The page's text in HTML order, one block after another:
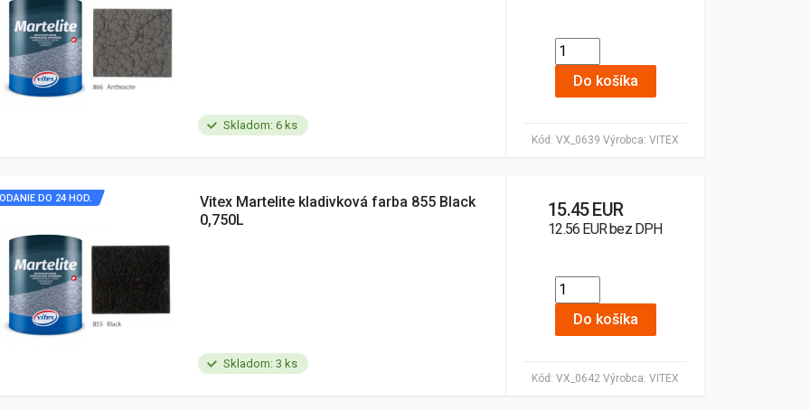
Skladom: 6 ks
Kód: VX_0639 Výrobca: VITEX
Do košíka
Skladom: 3 ks
Kód: VX_0642 Výrobca: VITEX
DO 24 HOD.
Vitex Martelite kladivková farba 855 Black
0,750L
15.45 EUR
12.56 EUR bez DPH
Do košíka